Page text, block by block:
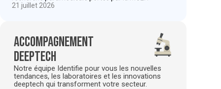
21 juillet 2026
Accompagnement
deeptech
Notre équipe Identifie pour vous les nouvelles
tendances, les laboratoires et les innovations
deeptech qui transforment votre secteur.